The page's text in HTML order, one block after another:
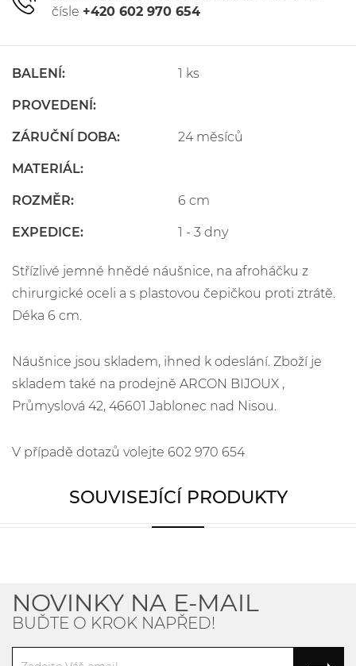
čísle +420 602 970 654
BALENÍ: 1 ks
PROVEDENÍ:
ZÁRUČNÍ DOBA: 24 měsíců
MATERIÁL:
ROZMĚR: 6 cm
EXPEDICE: 1 - 3 dny
Střízlivé jemné hnědé náušnice, na afroháčku z
chirurgické oceli a s plastovou čepičkou proti ztrátě.
Déka 6 cm.
Náušnice jsou skladem, ihned k odeslání. Zboží je
skladem také na prodejně ARCON BIJOUX ,
Průmyslová 42, 46601 Jablonec nad Nisou.
V případě dotazů volejte 602 970 654
SOUVISEJÍCÍ PRODUKTY
NOVINKY NA E-MAIL
BUĎTE O KROK NAPŘED!